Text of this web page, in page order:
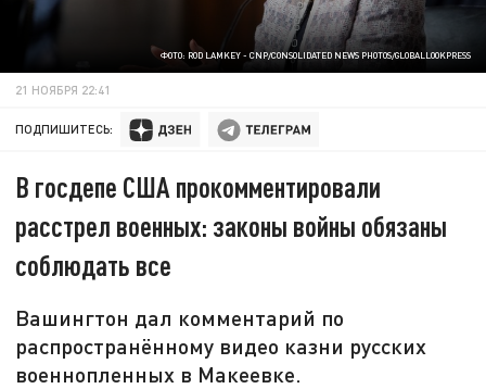
ФОТО: ROD LAMKEY - CNP/CONSOLIDATED NEWS PHOTOS/GLOBALLOOKPRESS
21 НОЯБРЯ 22:41
ПОДПИШИТЕСЬ:
В госдепе США прокомментировали
расстрел военных: законы войны обязаны
соблюдать все
Вашингтон дал комментарий по
распространённому видео казни русских
военнопленных в Макеевке.